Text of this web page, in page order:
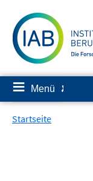
zum
Inhalt
≡ Menü ✘
Startseite